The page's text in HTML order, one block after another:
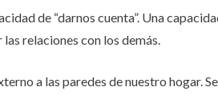
de “darnos cuenta”. Una
relaciones con los demás.
a las paredes de nuestro hogar.